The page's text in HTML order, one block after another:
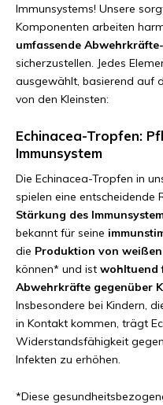
Immunsystems! Unsere
Komponenten arbeiten
umfassende
sicherzustellen. Jedes
ausgewählt, basierend auf
von den Kleinsten:
Echinacea-Tropfen:
Immunsystem
Die Echinacea-Tropfen in
spielen eine entscheidende
Stärkung des
bekannt für seine
die Produktion von
können* und ist wohltuend
Abwehrkräfte gegenüber
Insbesondere bei Kindern,
in Kontakt kommen, trägt
Widerstandsfähigkeit
Infekten zu erhöhen.
*Diese